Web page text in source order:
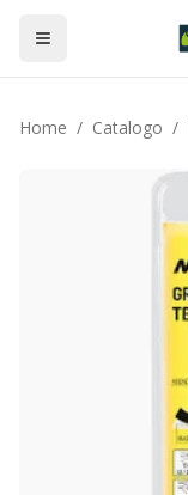
Home / Catalogo /